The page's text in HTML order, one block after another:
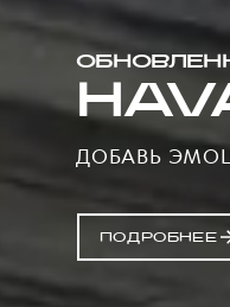
ДОБАВЬ
ПОДРОБНЕЕ